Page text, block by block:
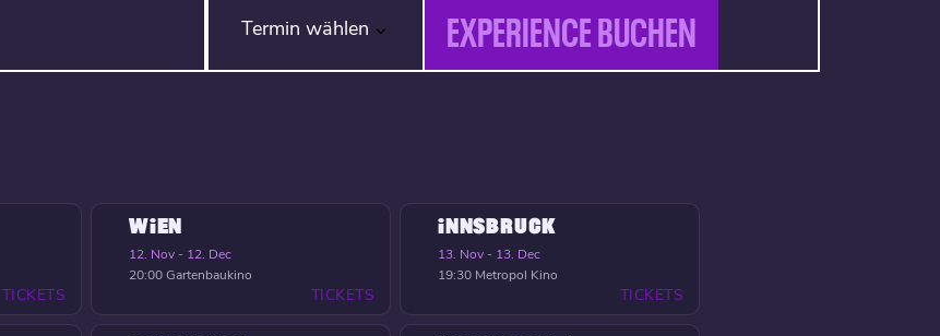
Termin wählen EXPERIENCE BUCHEN
TICKETS
WIEN
12. Nov - 12. Dec
20:00Gartenbaukino
TICKETS
INNSBRUCK
13. Nov - 13. Dec
19:30 Metropol Kino
TICKETS